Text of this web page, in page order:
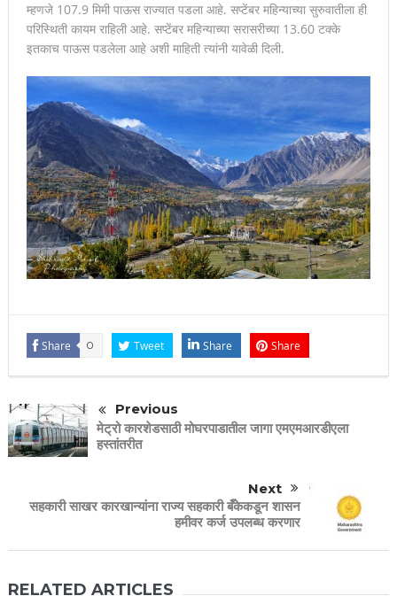
म्हणजे 107.9 मिमी पाऊस राज्यात पडला आहे. सप्टेंबर महिन्याच्या सुरुवातीला ही
परिस्थिती कायम राहिली आहे. सप्टेंबर महिन्याच्या सरासरीच्या 13.60 टक्के
इतकाच पाऊस पडलेला आहे अशी माहिती त्यांनी यावेळी दिली.
Share 0 Tweet Share Share
Previous
मेट्रो कारशेडसाठी मोघरपाडातील जागा एमएमआरडीएला
हस्तांतरीत
Next
सहकारी साखर कारखान्यांना राज्य सहकारी बँकेकडून शासन
हमीवर कर्ज उपलब्ध करणार
RELATED ARTICLES